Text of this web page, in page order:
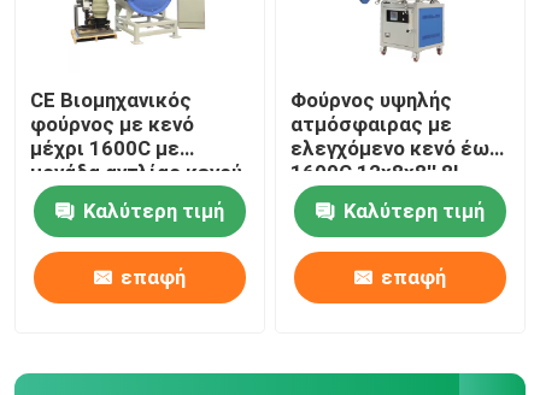
CE Βιομηχανικός
φούρνος με κενό
μέχρι 1600C με
μονάδα αντλίας κενού
διάχυσης
Καλύτερη τιμή
επαφή
Φούρνος υψηλής
ατμόσφαιρας με
ελεγχόμενο κενό έως
1600C 12x8x8′′ 8L
Καλύτερη τιμή
επαφή